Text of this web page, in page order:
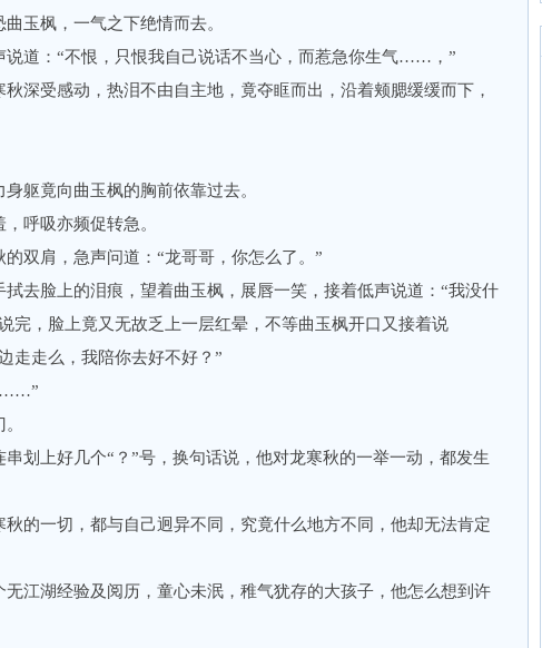
玉枫，一气之下绝情而去。
道：“不恨，只恨我自己说话不当心，而惹急你生气……，”
受感动，热泪不由自主地，竟夺眶而出，沿着颊腮缓缓而下，
竟向曲玉枫的胸前依靠过去。
呼吸亦频促转急。
肩，急声问道：“龙哥哥，你怎么了。”
脸上的泪痕，望着曲玉枫，展唇一笑，接着低声说道：“我没什
，脸上竟又无故乏上一层红晕，不等曲玉枫开口又接着说
走走么，我陪你去好不好？”
……”
上好几个“？”号，换句话说，他对龙寒秋的一举一动，都发生
一切，都与自己迥异不同，究竟什么地方不同，他却无法肯定
湖经验及阅历，童心未泯，稚气犹存的大孩子，他怎么想到许